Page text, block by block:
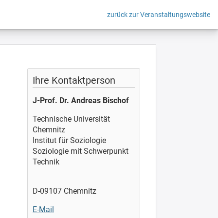
zurück zur Veranstaltungswebsite
Ihre Kontaktperson
J-Prof. Dr. Andreas Bischof
Technische Universität
Chemnitz
Institut für Soziologie
Soziologie mit Schwerpunkt
Technik
D-09107 Chemnitz
E-Mail